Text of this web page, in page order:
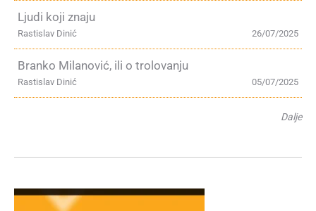
Ljudi koji znaju
26/07/2025
Rastislav Dinić
Branko Milanović, ili o trolovanju
05/07/2025
Rastislav Dinić
Dalje